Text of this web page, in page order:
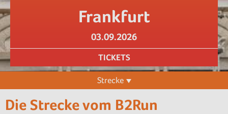
Frankfurt
03.09.2026
TICKETS
Strecke
Die Strecke vom B2Run